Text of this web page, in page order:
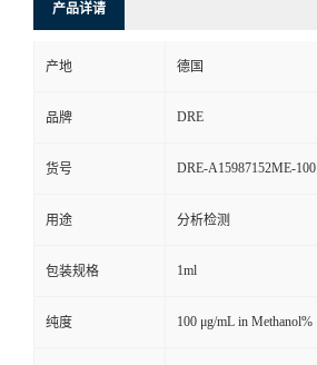
产品详请
产地 德国
品牌 DRE
货号 DRE-A15987152ME-100
用途 分析检测
包装规格 1ml
纯度 100 μg/mL in Methanol%